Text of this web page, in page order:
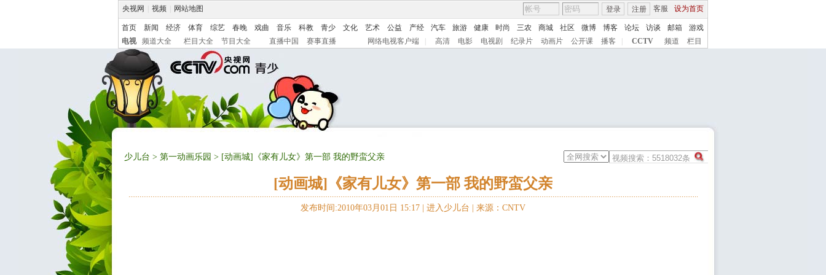
央视网 视频 网站地图 客服 设为首页
登录 注册
首页 新闻 经济 体育 综艺 春晚 戏曲 音乐 科教 青少 文化 艺术 公益 产经 汽车 旅游 健康 时尚 三农 商城 社区 微博 博客 论坛 访谈 邮箱
游戏
电视
频道大全 栏目大全 节目大全 直播中国 赛事直播 网络电视客户端 高清 电影 电视剧 纪录片 动画片 公开课 播客 CCTV 频道 栏目
少儿台 > 第一动画乐园 > [动画城]《家有儿女》第一部 我的野蛮父亲
[动画城]《家有儿女》第一部 我的野蛮父亲
发布时间:2010年03月01日 15:17 | 进入少儿台 来源：CNTV